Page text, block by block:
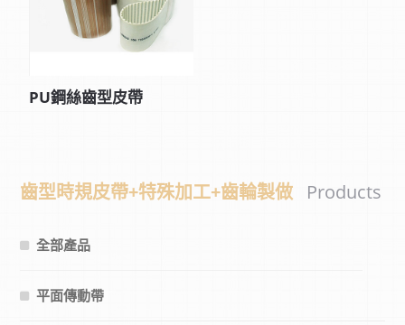
PU鋼絲齒型皮帶
齒型時規皮帶+特殊加工+齒輪製做 Products
全部產品
平面傳動帶